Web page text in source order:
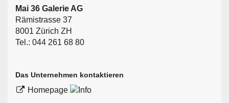
Mai 36 Galerie AG
Rämistrasse 37
8001 Zürich ZH
Tel.: 044 261 68 80
Das Unternehmen kontaktieren
Homepage